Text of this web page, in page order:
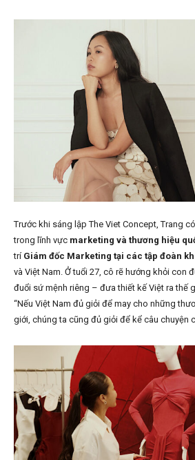
Trước khi sáng lập The Viet Concept, Trang
trong lĩnh vực marketing và thương hiệu
trí Giám đốc Marketing tại các tập đoàn
và Việt Nam. Ở tuổi 27, cô rẽ hướng khỏi con
đuổi sứ mệnh riêng – đưa thiết kế Việt ra thế
“Nếu Việt Nam đủ giỏi để may cho những
giới, chúng ta cũng đủ giỏi để kể câu chuyện